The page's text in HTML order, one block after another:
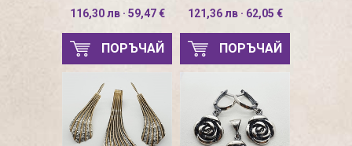
116,30 лв · 59,47 €
ПОРЪЧАЙ
121,36 лв · 62,05 €
ПОРЪЧАЙ